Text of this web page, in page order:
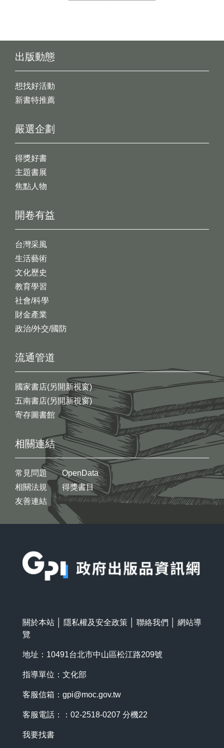
出版動態
想找好活動
新書特推薦
開卷有益
台灣采風
生活藝術
文化歷史
教育學習
社會/科學
財金產業
政治/外交/國防
嚴選企劃
得獎好書
主題書展
焦點人物
流通管道
國家書店(另開新視窗)
五南書店(另開新視窗)
寄存圖書館
相關連結
常見問題
相關法規
友善連結
OpenData
得獎書目
關於本站 隱私權及安全政策 聯絡我們
網站導
覽
地址：10491台北市中山區松江路209號
指導單位：文化部
客服信箱： gpi@moc.gov.tw
客服電話：：02-2518-0207 分機22
我要找書